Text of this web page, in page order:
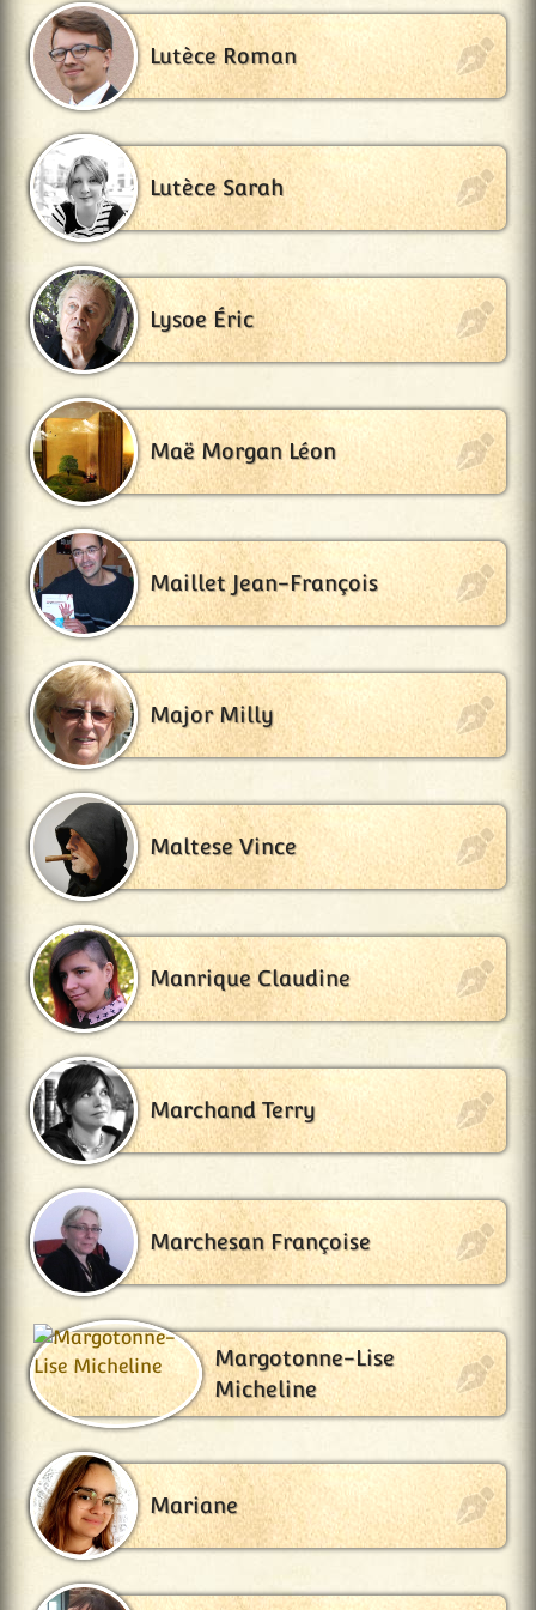
Lutèce Roman
Lutèce Sarah
Lysoe Éric
Maë Morgan Léon
Maillet Jean-François
Major Milly
Maltese Vince
Manrique Claudine
Marchand Terry
Marchesan Françoise
Margotonne-Lise
Micheline
Mariane